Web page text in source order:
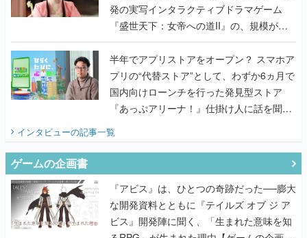
発の実写インタラクティブドラマゲーム
『盛世天下：女帝への道II』の、規模が違
うこだわりをプロデューサーに聞いた
半年でアプリストアをオープン？ スマホア
プリの“代替ストア”として、わずか6ヵ月で
国内向けローンチを行った発見型ストア
『あっぷアリーナ！』仕掛け人に話を聞い
インタビューの記事一覧
ゲームの企画書
『アビス』は、ひとつの奇跡だった──膨大
な開発資料とともに『テイルズ オブ ジ ア
ビス』開発陣に聞く、「生まれた意味を知